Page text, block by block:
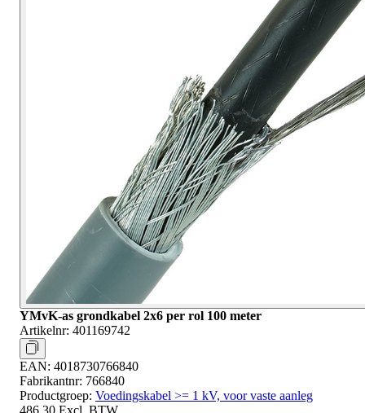
YMvK-as grondkabel 2x6 per rol 100 meter
Artikelnr: 401169742
EAN: 4018730766840
Fabrikantnr: 766840
Productgroep: Voedingskabel >= 1 kV, voor vaste aanleg
486,30 Excl. BTW